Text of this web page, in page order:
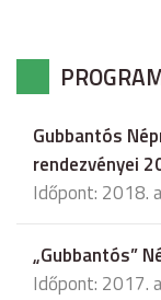
Gubbantós
rendezvényei
Időpont: 2018.
„Gubbantós”
Időpont: 2017.